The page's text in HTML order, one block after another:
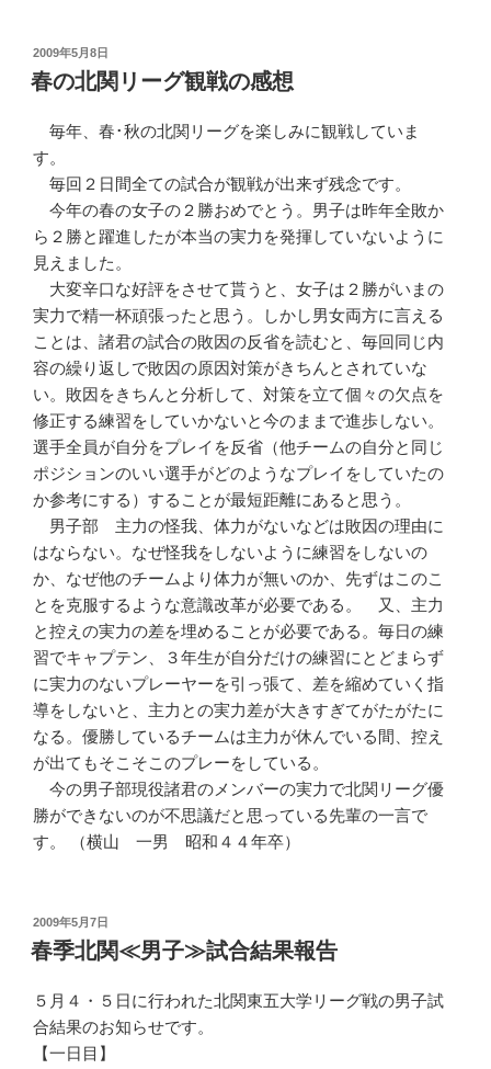
投
稿
日:
2009年5月8日
春の北関リーグ観戦の感想
毎年、春･秋の北関リーグを楽しみに観戦していま
す。
毎回２日間全ての試合が観戦が出来ず残念です。
今年の春の女子の２勝おめでとう。男子は昨年全敗か
ら２勝と躍進したが本当の実力を発揮していないように
見えました。
大変辛口な好評をさせて貰うと、女子は２勝がいまの
実力で精一杯頑張ったと思う。しかし男女両方に言える
ことは、諸君の試合の敗因の反省を読むと、毎回同じ内
容の繰り返しで敗因の原因対策がきちんとされていな
い。敗因をきちんと分析して、対策を立て個々の欠点を
修正する練習をしていかないと今のままで進歩しない。
選手全員が自分をプレイを反省（他チームの自分と同じ
ポジションのいい選手がどのようなプレイをしていたの
か参考にする）することが最短距離にあると思う。
男子部 主力の怪我、体力がないなどは敗因の理由に
はならない。なぜ怪我をしないように練習をしないの
か、なぜ他のチームより体力が無いのか、先ずはこのこ
とを克服するような意識改革が必要である。 又、主力
と控えの実力の差を埋めることが必要である。毎日の練
習でキャプテン、３年生が自分だけの練習にとどまらず
に実力のないプレーヤーを引っ張て、差を縮めていく指
導をしないと、主力との実力差が大きすぎてがたがたに
なる。優勝しているチームは主力が休んでいる間、控え
が出てもそこそこのプレーをしている。
今の男子部現役諸君のメンバーの実力で北関リーグ優
勝ができないのが不思議だと思っている先輩の一言で
す。 （横山 一男 昭和４４年卒）
投
稿
日:
2009年5月7日
春季北関≪男子≫試合結果報告
５月４・５日に行われた北関東五大学リーグ戦の男子試
合結果のお知らせです。
【一日目】